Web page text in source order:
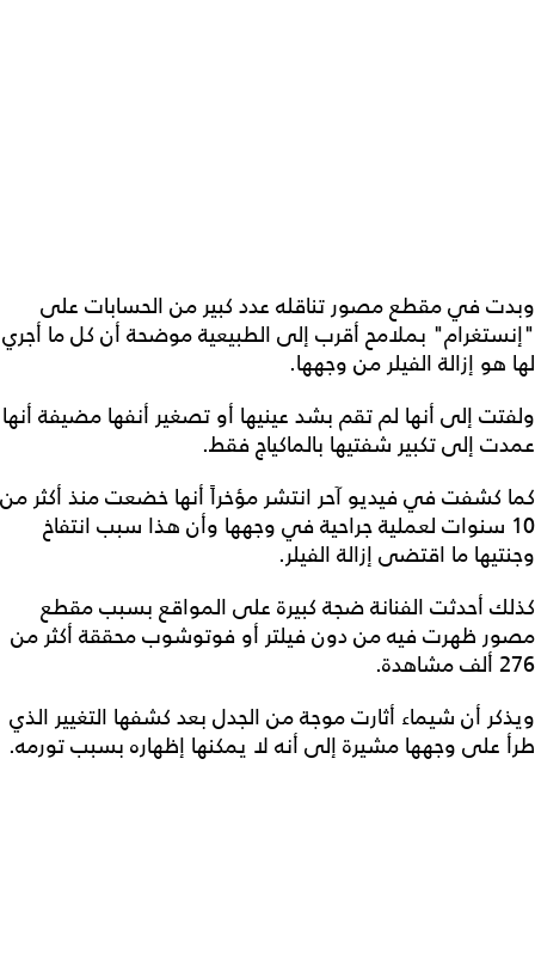
وبدت في مقطع مصور تناقله عدد كبير من الحسابات على
"إنستغرام" بملامح أقرب إلى الطبيعية موضحة أن كل ما أجري
لها هو إزالة الفيلر من وجهها.
ولفتت إلى أنها لم تقم بشد عينيها أو تصغير أنفها مضيفة أنها
عمدت إلى تكبير شفتيها بالماكياج فقط.
كما كشفت في فيديو آحر انتشر مؤخراً أنها خضعت منذ أكثر من
10 سنوات لعملية جراحية في وجهها وأن هذا سبب انتفاخ
وجنتيها ما اقتضى إزالة الفيلر.
كذلك أحدثت الفنانة ضجة كبيرة على المواقع بسبب مقطع
مصور ظهرت فيه من دون فيلتر أو فوتوشوب محققة أكثر من
276 ألف مشاهدة.
ويذكر أن شيماء أثارت موجة من الجدل بعد كشفها التغيير الذي
طرأ على وجهها مشيرة إلى أنه لا يمكنها إظهاره بسبب تورمه.